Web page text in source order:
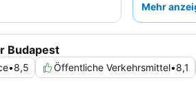
Personal
Mehr
Budapest
•8,5 Öffentliche Verkehrsmittel•8,1